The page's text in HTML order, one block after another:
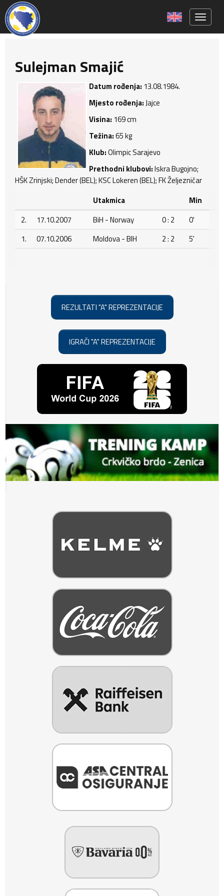
Sulejman Smajić
Datum rođenja: 13.08.1984.
Mjesto rođenja:Jajce
Visina: 169 cm
Težina:65 kg
Klub:Olimpic Sarajevo
Prethodni klubovi:Iskra Bugojno;
HŠK Zrinjski; Dender (BEL); KSC Lokeren (BEL); FK Željezničar
Utakmica
Min
2.
17.10.2007 BiH - Norway 0 : 2
0'
1.
07.10.2006 Moldova - BIH 2 : 2 5'
REZULTATI "A" REPREZENTACIJE
IGRAČI "A" REPREZENTACIJE